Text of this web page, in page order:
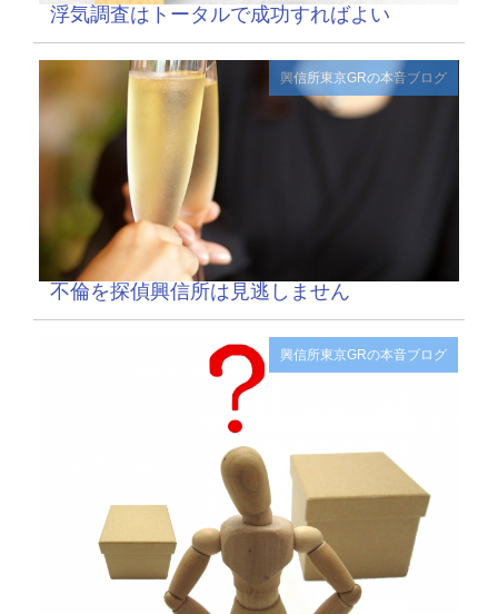
浮気調査はトータルで成功すればよい
興信所東京GRの本音ブログ
不倫を探偵興信所は見逃しません
興信所東京GRの本音ブログ